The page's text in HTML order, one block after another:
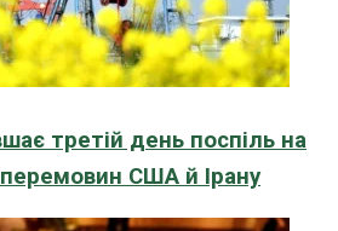
третій день поспіль на
США й Ірану